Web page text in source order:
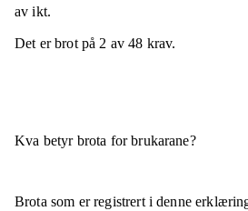
av ikt.
Det er brot på2 av48 krav.
Kva betyr brota for brukarane?
Brota som er registrert i denne